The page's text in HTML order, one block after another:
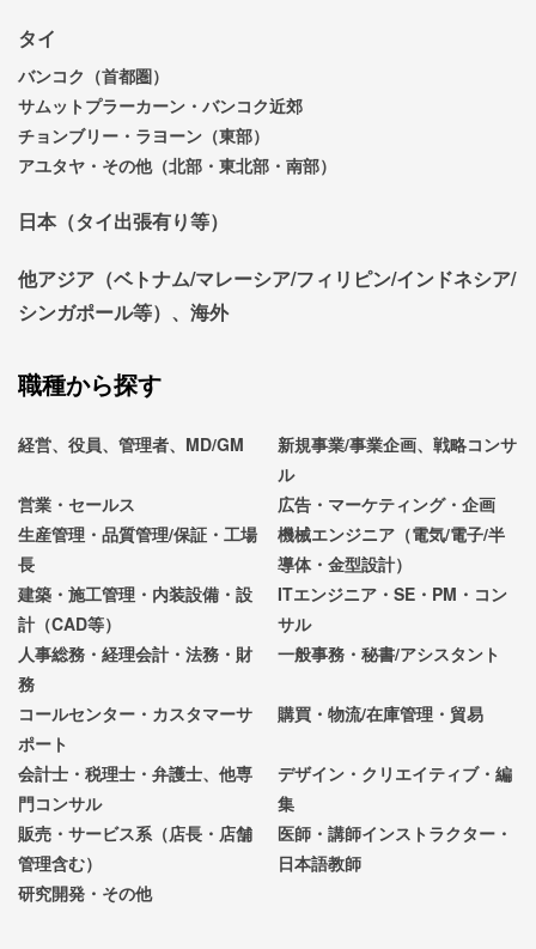
タイ
バンコク（首都圏）
サムットプラーカーン・バンコク近郊
チョンブリー・ラヨーン（東部）
アユタヤ・その他（北部・東北部・南部）
日本（タイ出張有り等）
他アジア（ベトナム/マレーシア/フィリピン/インドネシア/
シンガポール等）、海外
職種から探す
経営、役員、管理者、MD/GM
新規事業/事業企画、戦略コンサ
ル
営業・セールス
広告・マーケティング・企画
生産管理・品質管理/保証・工場
長
機械エンジニア（電気/電子/半
導体・金型設計）
建築・施工管理・内装設備・設
計（CAD等）
ITエンジニア・SE・PM・コン
サル
人事総務・経理会計・法務・財
務
一般事務・秘書/アシスタント
コールセンター・カスタマーサ
ポート
購買・物流/在庫管理・貿易
会計士・税理士・弁護士、他専
門コンサル
デザイン・クリエイティブ・編
集
販売・サービス系（店長・店舗
管理含む）
医師・講師インストラクター・
日本語教師
研究開発・その他